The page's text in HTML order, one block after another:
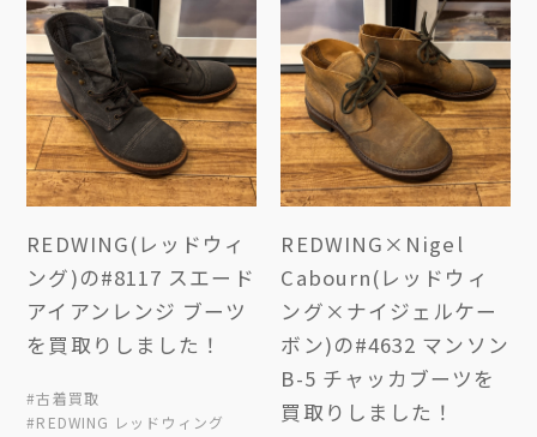
REDWING(レッドウィ
ング)の#8117 スエード
アイアンレンジ ブーツ
を買取りしました！
#古着買取
#REDWING レッドウィング
REDWING×Nigel
Cabourn(レッドウィ
ング×ナイジェルケー
ボン)の#4632 マンソン
B-5 チャッカブーツを
買取りしました！